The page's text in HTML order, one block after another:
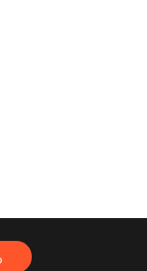
行われます。製品